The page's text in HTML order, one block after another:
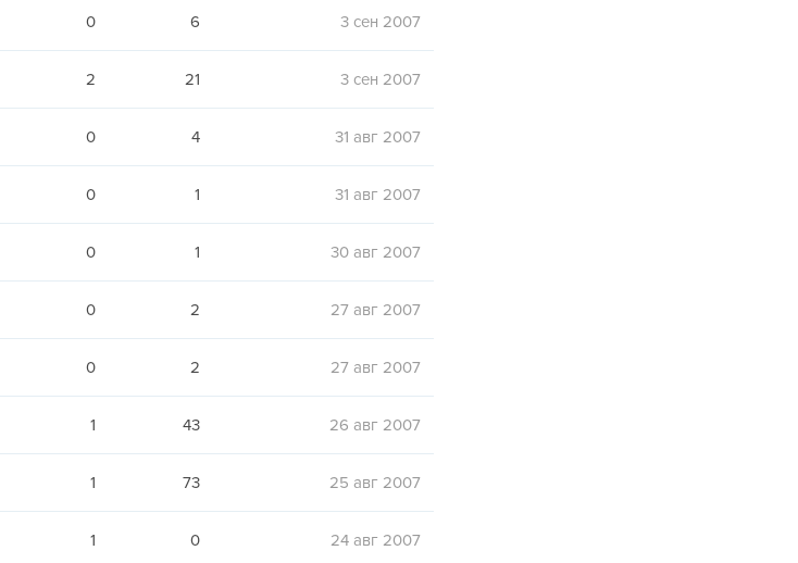
0 6 3 сен 2007
2 21 3 сен 2007
0 4 31 авг 2007
0 1 31 авг 2007
0 1 30 авг 2007
0 2 27 авг 2007
0 2 27 авг 2007
1 43 26 авг 2007
1 73 25 авг 2007
1 0 24 авг 2007